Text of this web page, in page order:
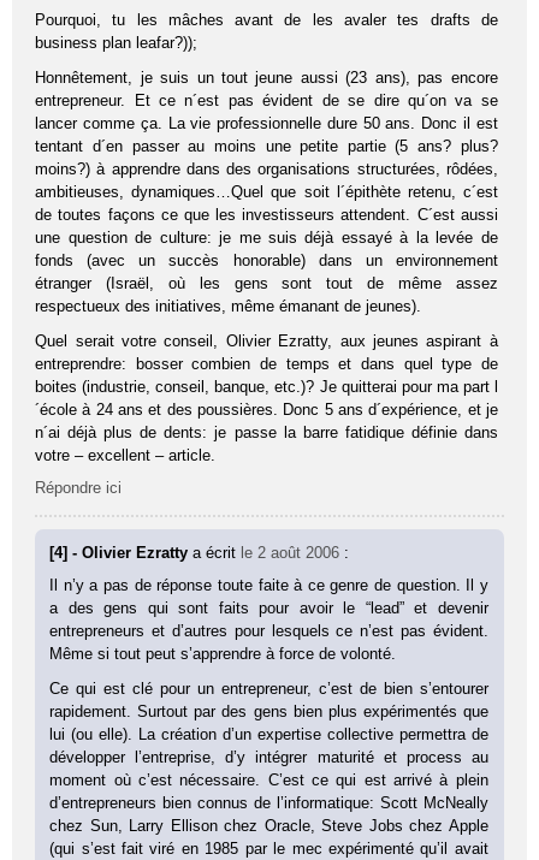
Pourquoi, tu les mâches avant de les avaler tes drafts de
business plan leafar?));
Honnêtement, je suis un tout jeune aussi (23 ans), pas encore
entrepreneur. Et ce n´est pas évident de se dire qu´on va se
lancer comme ça. La vie professionnelle dure 50 ans. Donc il est
tentant d´en passer au moins une petite partie (5 ans? plus?
moins?) à apprendre dans des organisations structurées, rôdées,
ambitieuses, dynamiques…Quel que soit l´épithète retenu, c´est
de toutes façons ce que les investisseurs attendent. C´est aussi
une question de culture: je me suis déjà essayé à la levée de
fonds (avec un succès honorable) dans un environnement
étranger (Israël, où les gens sont tout de même assez
respectueux des initiatives, même émanant de jeunes).
Quel serait votre conseil, Olivier Ezratty, aux jeunes aspirant à
entreprendre: bosser combien de temps et dans quel type de
boites (industrie, conseil, banque, etc.)? Je quitterai pour ma part l
´école à 24 ans et des poussières. Donc 5 ans d´expérience, et je
n´ai déjà plus de dents: je passe la barre fatidique définie dans
votre – excellent – article.
Répondre ici
[4] - Olivier Ezrattya écrit le 2 août 2006 :
Il n’y a pas de réponse toute faite à ce genre de question. Il y
a des gens qui sont faits pour avoir le “lead” et devenir
entrepreneurs et d’autres pour lesquels ce n’est pas évident.
Même si tout peut s’apprendre à force de volonté.
Ce qui est clé pour un entrepreneur, c’est de bien s’entourer
rapidement. Surtout par des gens bien plus expérimentés que
lui (ou elle). La création d’un expertise collective permettra de
développer l’entreprise, d’y intégrer maturité et process au
moment où c’est nécessaire. C’est ce qui est arrivé à plein
d’entrepreneurs bien connus de l’informatique: Scott McNeally
chez Sun, Larry Ellison chez Oracle, Steve Jobs chez Apple
(qui s’est fait viré en 1985 par le mec expérimenté qu’il avait